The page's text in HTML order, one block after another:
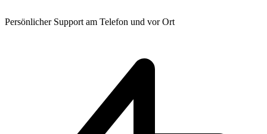
Persönlicher Support am Telefon und vor Ort